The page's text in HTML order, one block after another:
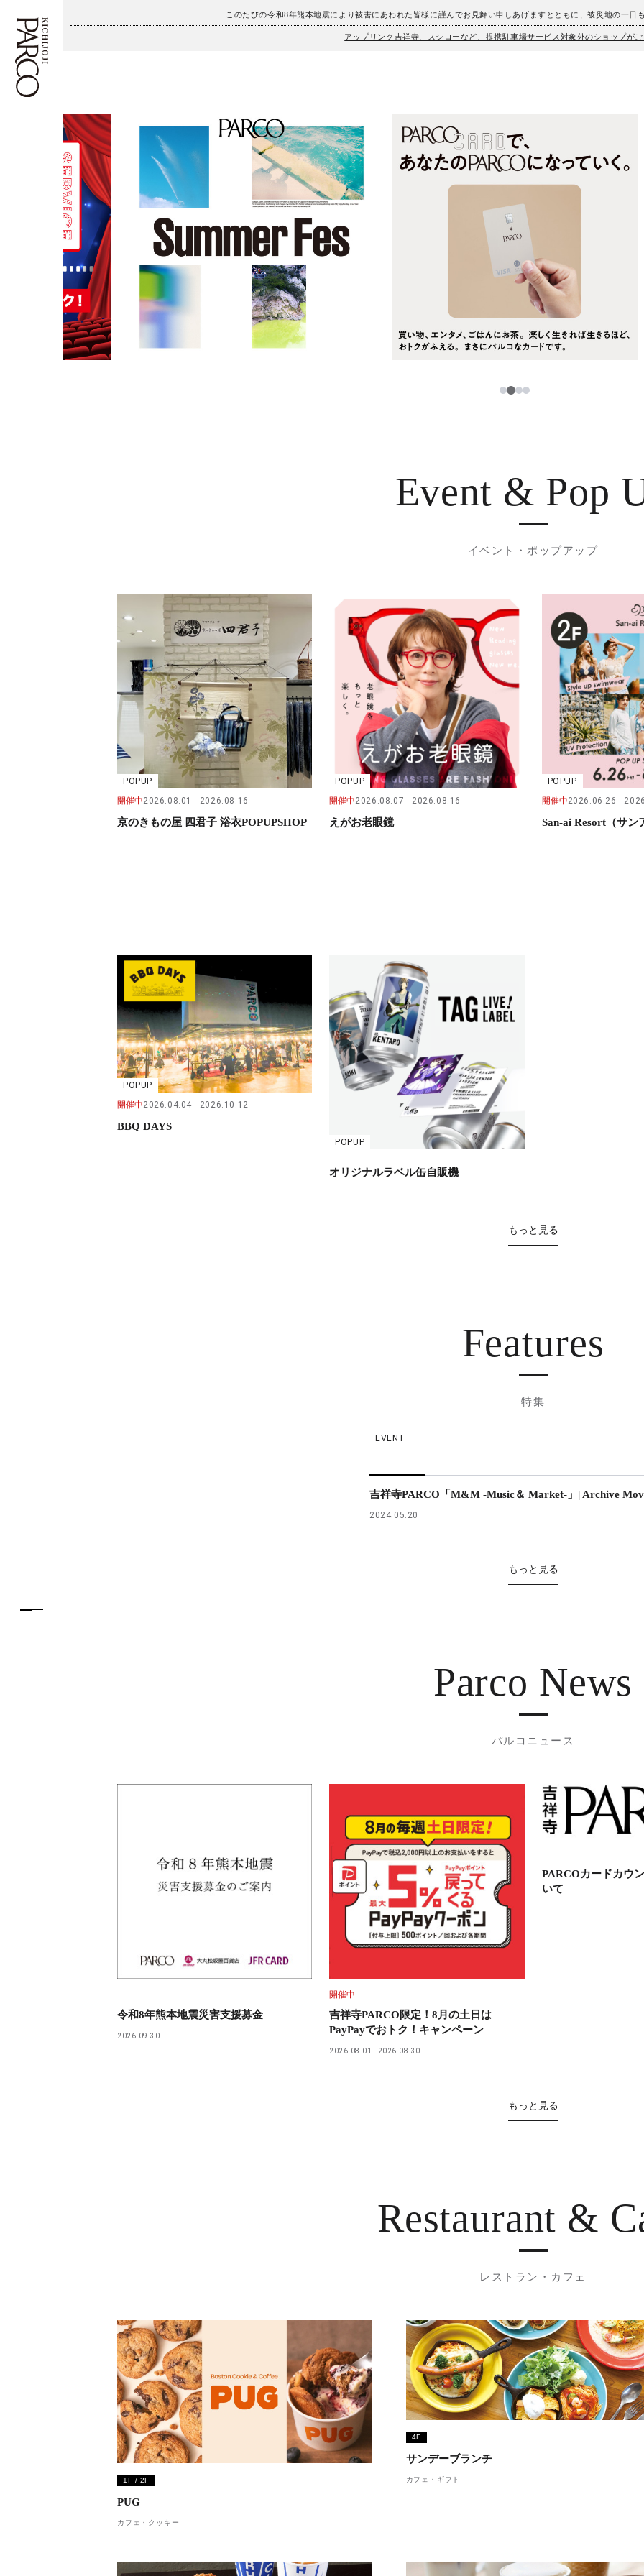
このたびの令和8年熊本地震により被害にあわれた皆様に謹んでお見舞い申しあげますとともに、被災地の一日
アップリンク吉祥寺、スシローなど、提携駐車場サービス対象外のショップが
施設案内・アクセス
イベント・ポップアップ
ニュース
レストラン・カフェ
TAX FREE
PARCOメンバーズ
繁体字
簡体字
한국어
ภาษาไทย
日本語
1234
Event & Pop
イベント・ポップアップ
POPUP
開催中2026.08.01 2026.08.16
京のきもの屋 四君子 浴衣POPUPSHOP
POPUP
開催中2026.08.07 2026.08.16
えがお老眼鏡
POPUP
開催中2026.06.26
San-ai Resort（サン
POPUP
開催中2026.04.04 2026.10.12
BBQ DAYS
POPUP
オリジナルラベル缶自販機
もっと見る
Features
特集
EVENT
吉祥寺PARCO「M&M -Music＆ Market-」| Archive
2024.05.20
もっと見る
Parco News
パルコニュース
令和8年熊本地震災害支援募金
2026.09.30
開催中
吉祥寺PARCO限定！8月の土日は
PayPayでおトク！キャンペーン
2026.08.01 2026.08.30
PARCOカードカウ
いて
もっと見る
Restaurant &
レストラン・カフェ
1F / 2F
PUG
カフェ・クッキー
4F
サンデーブランチ
カフェ・ギフト